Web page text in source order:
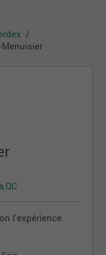
Menuisier
l'expérience